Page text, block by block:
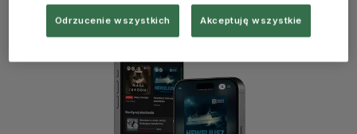
Odrzucenie wszystkich Akceptuję wszystkie